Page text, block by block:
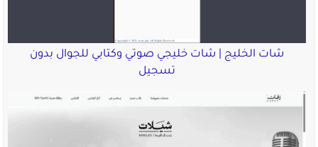
شات الخليج | شات خليجي صوتي وكتابي للجوال بدون
تسجيل